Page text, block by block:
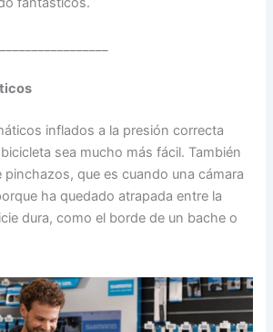
inflados a la presión correcta
sea mucho más fácil. También
pinchazos, que es cuando una cámara
ha quedado atrapada entre la
dura, como el borde de un bache o